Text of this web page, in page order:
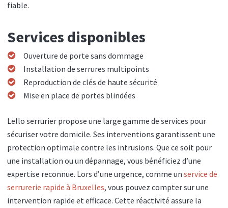
fiable.
Services disponibles
Ouverture de porte sans dommage
Installation de serrures multipoints
Reproduction de clés de haute sécurité
Mise en place de portes blindées
Lello serrurier propose une large gamme de services pour
sécuriser votre domicile. Ses interventions garantissent une
protection optimale contre les intrusions. Que ce soit pour
une installation ou un dépannage, vous bénéficiez d’une
expertise reconnue. Lors d’une urgence, comme un service de
serrurerie rapide à Bruxelles, vous pouvez compter sur une
intervention rapide et efficace. Cette réactivité assure la